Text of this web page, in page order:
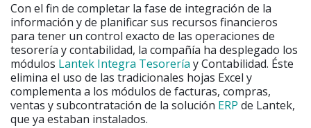
Con el fin de completar la fase de integración de la
información y de planificar sus recursos financieros
para tener un control exacto de las operaciones de
tesorería y contabilidad, la compañía ha desplegado los
módulos Lantek Integra Tesorería y Contabilidad. Éste
elimina el uso de las tradicionales hojas Excel y
complementa a los módulos de facturas, compras,
ventas y subcontratación de la solución ERP de Lantek,
que ya estaban instalados.